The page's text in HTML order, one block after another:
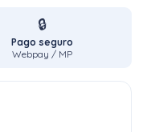
🔒
Pago seguro
Webpay / MP